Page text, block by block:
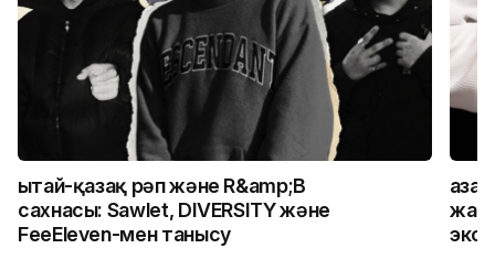
Қытай-қазақ рәп және R&amp;B
сахнасы: Sawlet, DIVERSITY және
FeeEleven-мен танысу